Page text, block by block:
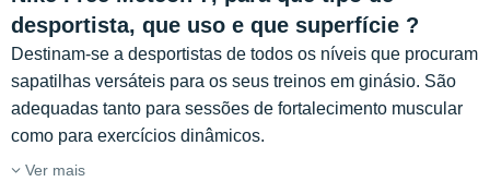
desportista, que uso e que superfície ?
Destinam-se a desportistas de todos os níveis que procuram
sapatilhas versáteis para os seus treinos em ginásio. São
adequadas tanto para sessões de fortalecimento muscular
como para exercícios dinâmicos.
Ver mais